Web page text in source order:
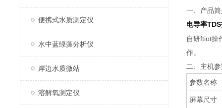
便携式水质测定仪
水中蓝绿藻分析仪
岸边水质微站
溶解氧测定仪
一、产品
电导率
自研ftiot操
作。
二、主机
参数名称
屏幕尺寸